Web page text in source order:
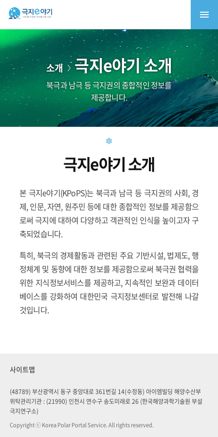
소개 극지e야기 소개
북극과 남극 등 극지권의 종합적인 정보를
제공합니다.
극지e야기 소개
본 극지e야기(KPoPS)는 북극과 남극 등 극지권의 사회, 경
제, 인문, 자연, 원주민 등에 대한 종합적인 정보를 제공함으
로써 극지에 대하여 다양하고 객관적인 인식을 높이고자 구
축되었습니다.
특히, 북극의 경제활동과 관련된 주요 기반시설, 법제도, 행
정체계 및 동향에 대한 정보를 제공함으로써 북극권 협력을
위한 지식정보서비스를 제공하고, 지속적인 보완과 데이터
베이스를 강화하여 대한민국 극지정보센터로 발전해 나갈
것입니다.
사이트맵
(48789) 부산광역시 동구 중앙대로 361번길 14(수정동) 아이엠빌딩 해양수산부
위탁관리기관 : (21990) 인천시 연수구 송도미래로 26 (한국해양과학기술원 부설
극지연구소)
Copyright ⓒ Korea Polar Portal Service. All rights reserved.